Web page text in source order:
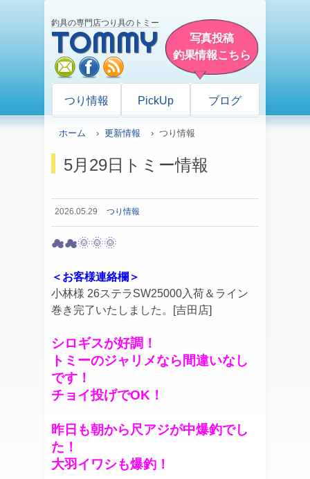
釣具の専門店つり具のトミー
TOMMY
mail facebook
写真投稿
釣果情報こちら
つり情報 PickUp ブログ
ホーム › 更新情報 › つり情報
5月29日トミー情報
2026.05.29 つり情報
☁☁🌞🌞🌞
＜お客様連絡欄＞
小林様 26ステラSW25000入荷＆ライン
巻き完了いたしました。[吉田店]
シロギスが好調！
トミーのジャリメなら間違いなし
です！
チョイ投げでOK！
昨日も朝から尺アジが中爆釣でし
た！
大羽イワシも爆釣！